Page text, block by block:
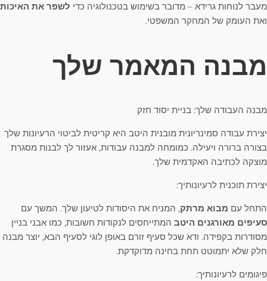
מעבר לנוחות גרידא – מדובר בשימוש בטכנולוגיה כדי לשפר את האיכות
ואת העומק של המחקר המשפטי.
מבנה המאמר שלך
מבנה העבודה שלך: בניית יסוד חזק
יצירת עבודה סמינריונית מובנית היטב היא קריטית לביטוי הרעיונות שלך
בצורה ברורה ויעילה. כמומחה למבנה עבודות, אעזור לך לבנות מסגרת
מוצקה לכתיבה האקדמית שלך.
יצירת תוכנית לרעיונותיך:
התחל עם מבוא מרתק, המניח את היסודות לטיעון שלך. המשך עם
סעיפים מאורגנים היטב המתייחסים לנקודות חשובות, כמו אבני בניין
מסודרות בקפידה. ודא שכל סעיף זורם באופן לוגי לסעיף הבא, יוצר מבנה
חלק שלא יתמוטט תחת בחינה מדוקדקת.
פיגומים לרעיונותיך: